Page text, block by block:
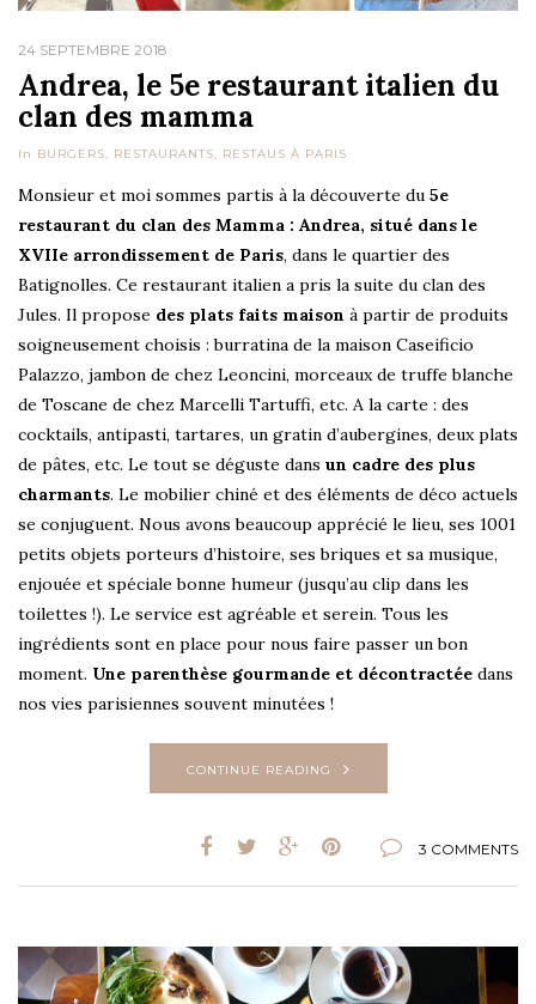
24 SEPTEMBRE 2018
Andrea, le 5e restaurant italien du
clan des mamma
In BURGERS, RESTAURANTS, RESTAUS À PARIS
Monsieur et moi sommes partis à la découverte du 5e
restaurant du clan des Mamma : Andrea, situé dans le
XVIIe arrondissement de Paris, dans le quartier des
Batignolles. Ce restaurant italien a pris la suite du clan des
Jules. Il propose des plats faits maison à partir de produits
soigneusement choisis : burratina de la maison Caseificio
Palazzo, jambon de chez Leoncini, morceaux de truffe blanche
de Toscane de chez Marcelli Tartuffi, etc. A la carte : des
cocktails, antipasti, tartares, un gratin d’aubergines, deux plats
de pâtes, etc. Le tout se déguste dans un cadre des plus
charmants. Le mobilier chiné et des éléments de déco actuels
se conjuguent. Nous avons beaucoup apprécié le lieu, ses 1001
petits objets porteurs d’histoire, ses briques et sa musique,
enjouée et spéciale bonne humeur (jusqu’au clip dans les
toilettes !). Le service est agréable et serein. Tous les
ingrédients sont en place pour nous faire passer un bon
moment. Une parenthèse gourmande et décontractée dans
nos vies parisiennes souvent minutées !
CONTINUE READING
3 COMMENTS